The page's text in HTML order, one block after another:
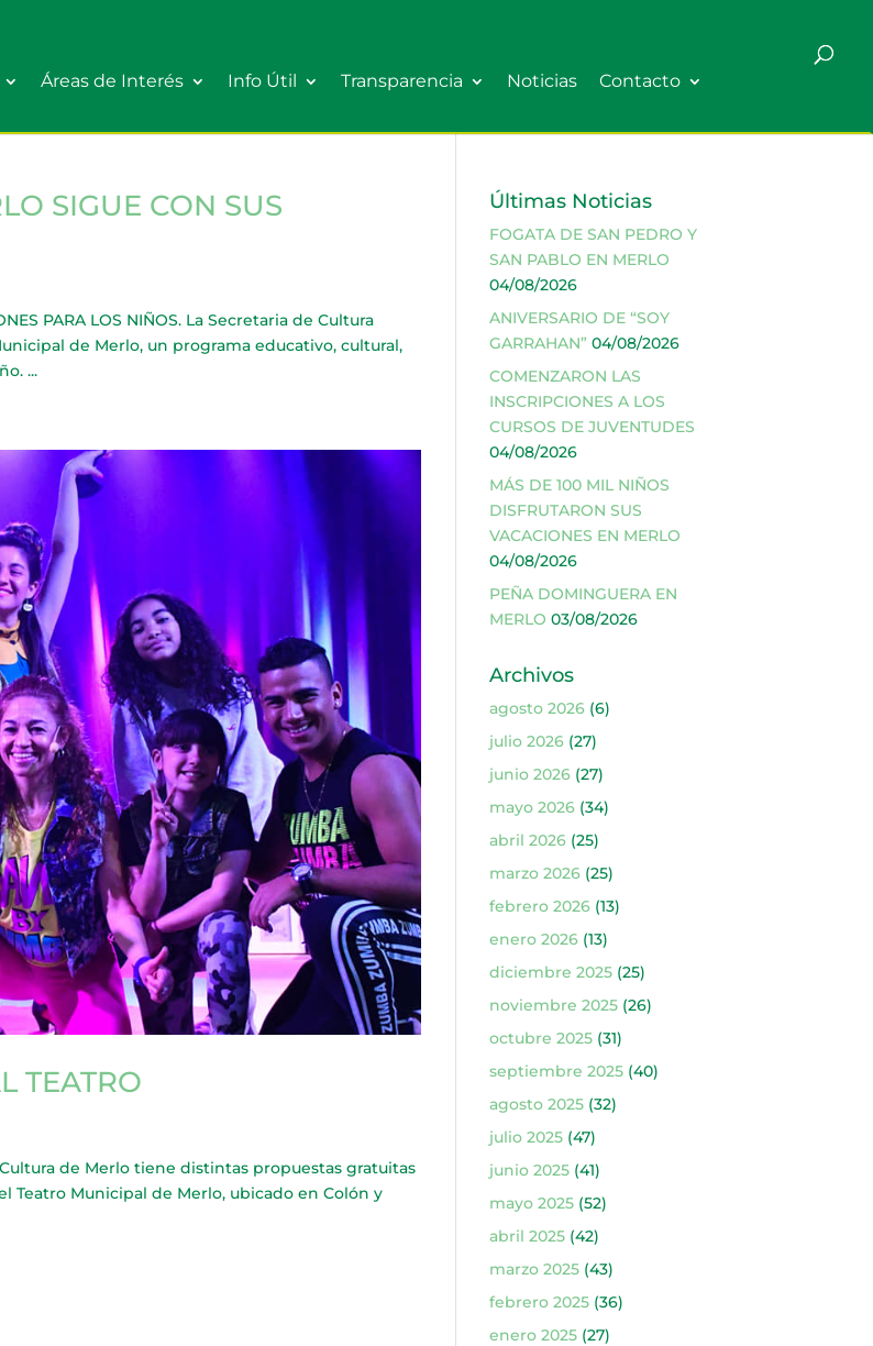
Áreas de Interés Info Útil Transparencia Noticias Contacto
SIGUE CON SUS
PARA LOS NIÑOS. La Secretaria de Cultura
de Merlo, un programa educativo, cultural,
...
TEATRO
Cultura de Merlo tiene distintas propuestas gratuitas
Teatro Municipal de Merlo, ubicado en Colón y
Últimas Noticias
FOGATA DE SAN PEDRO Y
SAN PABLO EN MERLO
04/08/2026
ANIVERSARIO DE “SOY
GARRAHAN” 04/08/2026
COMENZARON LAS
INSCRIPCIONES A LOS
CURSOS DE JUVENTUDES
04/08/2026
MÁS DE 100 MIL NIÑOS
DISFRUTARON SUS
VACACIONES EN MERLO
04/08/2026
PEÑA DOMINGUERA EN
MERLO 03/08/2026
Archivos
agosto 2026(6)
julio 2026(27)
junio 2026(27)
mayo 2026(34)
abril 2026(25)
marzo 2026(25)
febrero 2026(13)
enero 2026(13)
diciembre 2025(25)
noviembre 2025(26)
octubre 2025(31)
septiembre 2025(40)
agosto 2025(32)
julio 2025(47)
junio 2025(41)
mayo 2025(52)
abril 2025(42)
marzo 2025(43)
febrero 2025(36)
enero 2025(27)